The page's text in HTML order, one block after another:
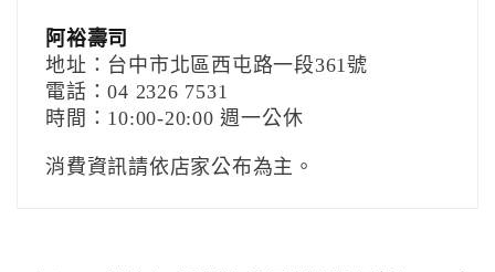
阿裕壽司
地址：台中市北區西屯路一段361號
電話：04 2326 7531
時間：10:00-20:00 週一公休
消費資訊請依店家公布為主。